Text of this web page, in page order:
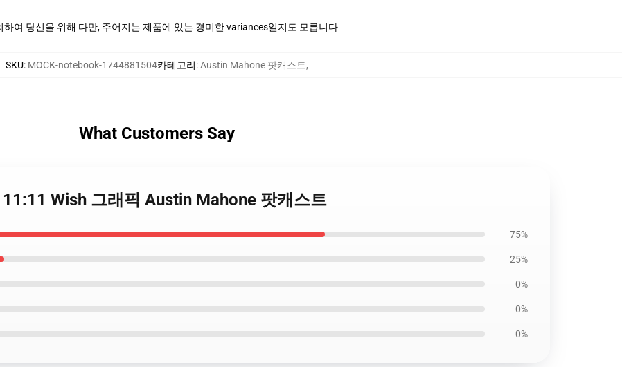
여 당신을 위해 다만, 주어지는 제품에 있는 경미한 variances일지도 모릅니다
SKU: MOCK-notebook-1744881504카테고리:Austin Mahone 팟캐스트,
What Customers Say
Wish 그래픽 Austin Mahone 팟캐스트
75%
25%
0%
0%
0%